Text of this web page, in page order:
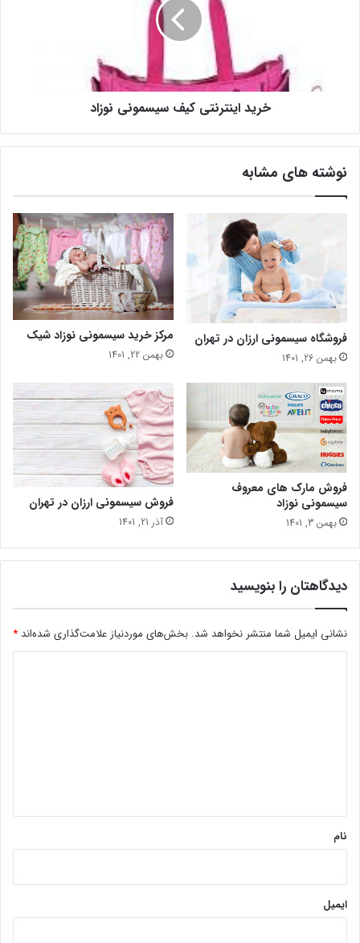
خرید اینترنتی کیف سیسمونی نوزاد
نوشته های مشابه
فروشگاه سیسمونی ارزان در تهران
بهمن 26, 1401
مرکز خرید سیسمونی نوزاد شیک
بهمن 22, 1401
فروش مارک های معروف
سیسمونی نوزاد
بهمن 3, 1401
فروش سیسمونی ارزان در تهران
آذر 21, 1401
دیدگاهتان را بنویسید
نشانی ایمیل شما منتشر نخواهد شد. بخش‌های موردنیاز علامت‌گذاری شده‌اند *
نام
ایمیل